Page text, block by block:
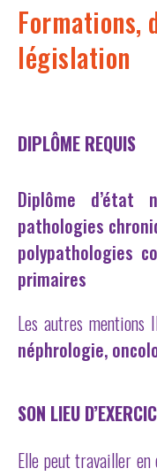
Formations,
législation
DIPLÔME REQUIS
Diplôme d’état
pathologies
polypathologies
primaires
Les autres mentions
néphrologie,
SON LIEU
Elle peut travailler en